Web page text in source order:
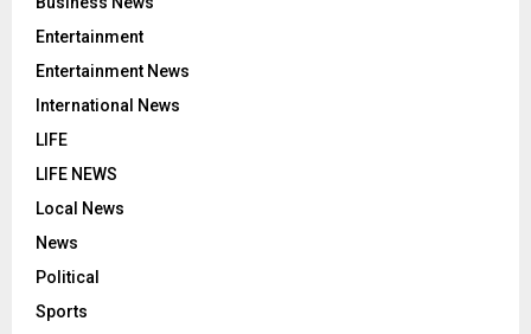
Entertainment
Entertainment News
International News
LIFE
LIFE NEWS
Local News
News
Political
Sports